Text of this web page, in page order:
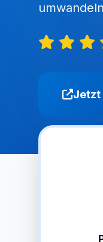
Jetzt